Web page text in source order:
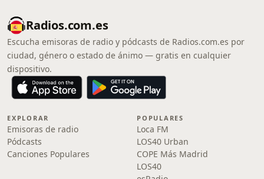
Radios.com.es
Escucha emisoras de radio y pódcasts de Radios.com.es por
ciudad, género o estado de ánimo — gratis en cualquier
dispositivo.
EXPLORAR
Emisoras de radio
Pódcasts
Canciones Populares
POPULARES
Loca FM
LOS40 Urban
COPE Más Madrid
LOS40